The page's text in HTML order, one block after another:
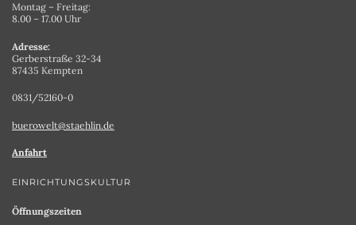
Montag – Freitag:
8.00 – 17.00 Uhr
Adresse:
Gerberstraße 32-34
87435 Kempten
0831/52160-0
buerowelt@staehlin.de
Anfahrt
EINRICHTUNGSKULTUR
Öffnungszeiten